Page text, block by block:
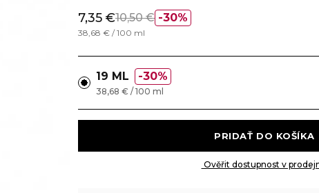
30%
7,35 €10,50 €
38,68 € / 100 ml
19 ML 30%
38,68 € / 100 ml